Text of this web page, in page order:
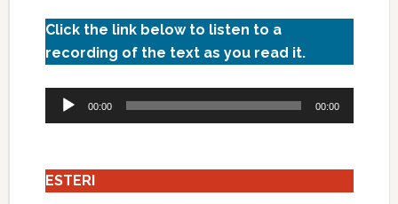
Click the link below to listen to a
recording of the text as you read it.
Audio
Player
00:00 00:00
ESTERI